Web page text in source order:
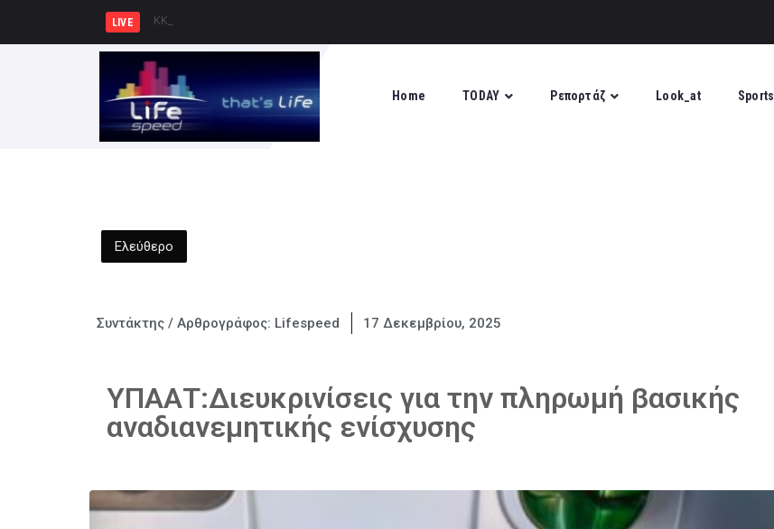
LIVE ΚΚΕ: Σε μια περιοχή που ήδη φ
Home TODAY Ρεπορτάζ Look_at Sports
Ελεύθερο
Συντάκτης / Αρθρογράφος: Lifespeed 17 Δεκεμβρίου, 2025
ΥΠΑΑΤ:Διευκρινίσεις για την πληρωμή βασικής
αναδιανεμητικής ενίσχυσης